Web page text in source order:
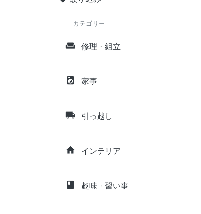
カテゴリー
weekend 修理・組立
local_laundry_service 家事
local_shipping 引っ越し
home インテリア
class 趣味・習い事